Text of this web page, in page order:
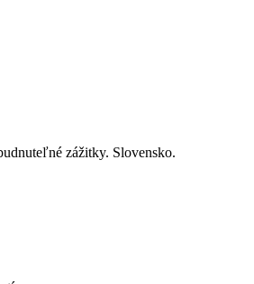
zážitky. Slovensko.